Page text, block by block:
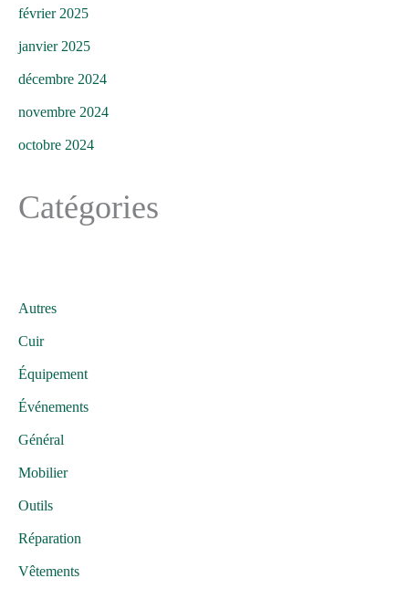
février 2025
janvier 2025
décembre 2024
novembre 2024
octobre 2024
Catégories
Autres
Cuir
Équipement
Événements
Général
Mobilier
Outils
Réparation
Vêtements